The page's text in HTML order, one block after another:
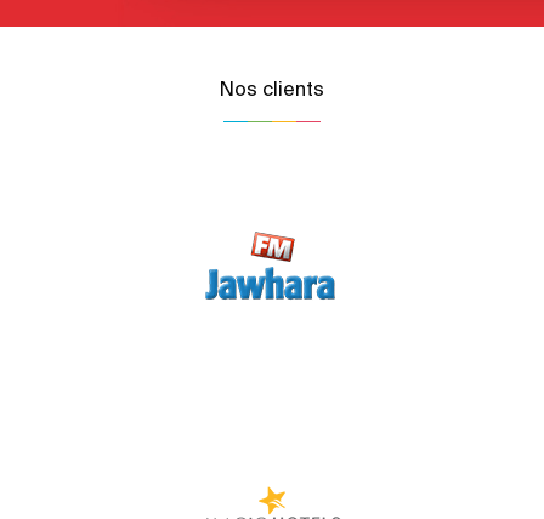
Nos clients